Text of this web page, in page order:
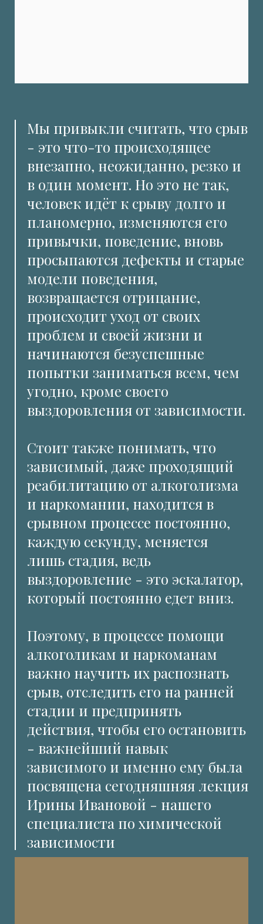
Мы привыкли считать, что срыв
- это что-то происходящее
внезапно, неожиданно, резко и
в один момент. Но это не так,
человек идёт к срыву долго и
планомерно, изменяются его
привычки, поведение, вновь
просыпаются дефекты и старые
модели поведения,
возвращается отрицание,
происходит уход от своих
проблем и своей жизни и
начинаются безуспешные
попытки заниматься всем, чем
угодно, кроме своего
выздоровления от зависимости.
Стоит также понимать, что
зависимый, даже проходящий
реабилитацию от алкоголизма
и наркомании, находится в
срывном процессе постоянно,
каждую секунду, меняется
лишь стадия, ведь
выздоровление - это эскалатор,
который постоянно едет вниз.
Поэтому, в процессе помощи
алкоголикам и наркоманам
важно научить их распознать
срыв, отследить его на ранней
стадии и предпринять
действия, чтобы его остановить
- важнейший навык
зависимого и именно ему была
посвящена сегодняшняя лекция
Ирины Ивановой - нашего
специалиста по химической
зависимости